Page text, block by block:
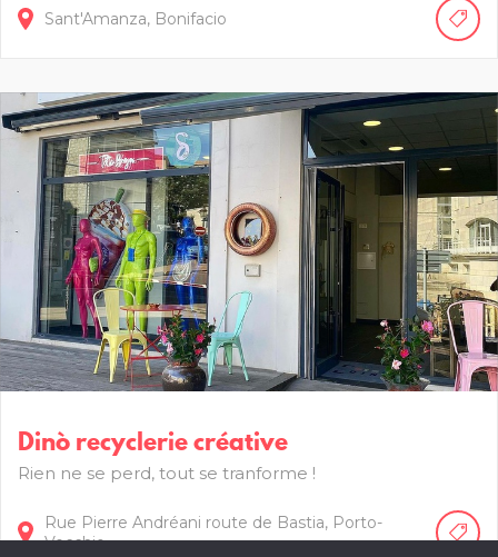
Sant'Amanza, Bonifacio
Dinò recyclerie créative
Rien ne se perd, tout se tranforme !
Rue Pierre Andréani route de Bastia, Porto-
Vecchio